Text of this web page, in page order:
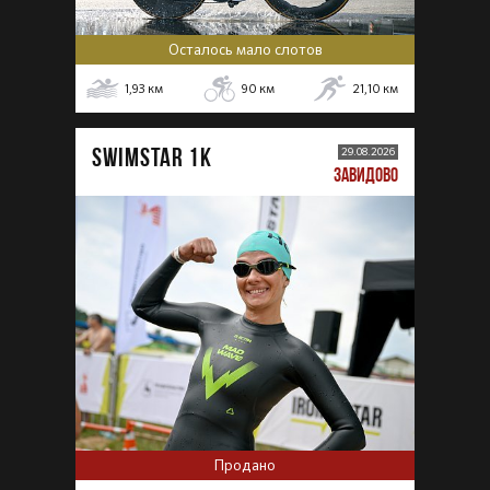
Осталось мало слотов
1,93 км 90 км 21,10 км
SWIMSTAR 1K 29.08.2026
ЗАВИДОВО
Продано